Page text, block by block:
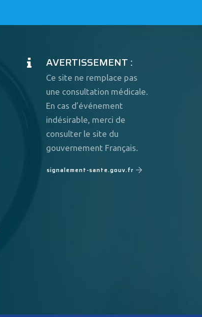
AVERTISSEMENT :
Ce site ne remplace pas
une consultation médicale.
En cas d’événement
indésirable, merci de
consulter le site du
gouvernement Français.
signalement-sante.gouv.fr